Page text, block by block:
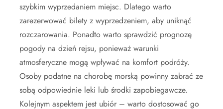
szybkim wyprzedaniem miejsc. Dlatego warto
zarezerwować bilety z wyprzedzeniem, aby uniknąć
rozczarowania. Ponadto warto sprawdzić prognozę
pogody na dzień rejsu, ponieważ warunki
atmosferyczne mogą wpływać na komfort podróży.
Osoby podatne na chorobę morską powinny zabrać ze
sobą odpowiednie leki lub środki zapobiegawcze.
Kolejnym aspektem jest ubiór – warto dostosować go